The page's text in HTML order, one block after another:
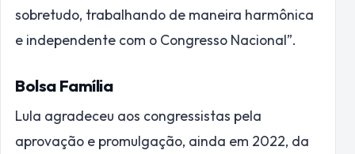
sobretudo, trabalhando de maneira harmônica
e independente com o Congresso Nacional”.
Bolsa Família
Lula agradeceu aos congressistas pela
aprovação e promulgação, ainda em 2022, da